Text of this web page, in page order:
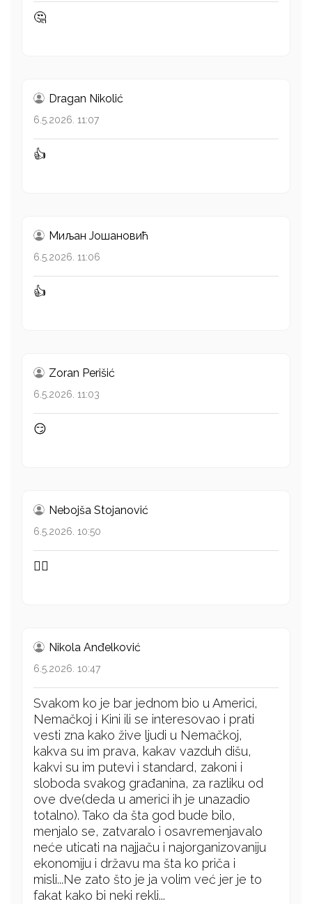
🤔
Dragan Nikolić
6.5.2026. 11:07
👍
Миљан Јошановић
6.5.2026. 11:06
👍
Zoran Perišić
6.5.2026. 11:03
😏
Nebojša Stojanović
6.5.2026. 10:50
👍🏻
Nikola Anđelković
6.5.2026. 10:47
Svakom ko je bar jednom bio u Americi,
Nemačkoj i Kini ili se interesovao i prati
vesti zna kako žive ljudi u Nemačkoj,
kakva su im prava, kakav vazduh dišu,
kakvi su im putevi i standard, zakoni i
sloboda svakog građanina, za razliku od
ove dve(deda u americi ih je unazadio
totalno). Tako da šta god bude bilo,
menjalo se, zatvaralo i osavremenjavalo
neće uticati na najjaču i najorganizovaniju
ekonomiju i državu ma šta ko priča i
misli...Ne zato što je ja volim već jer je to
fakat kako bi neki rekli...